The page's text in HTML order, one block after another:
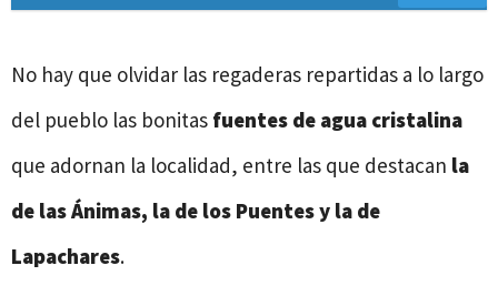
No hay que olvidar las regaderas repartidas a lo largo
del pueblo las bonitas fuentes de agua cristalina
que adornan la localidad, entre las que destacan la
de las Ánimas, la de los Puentes y la de
Lapachares.